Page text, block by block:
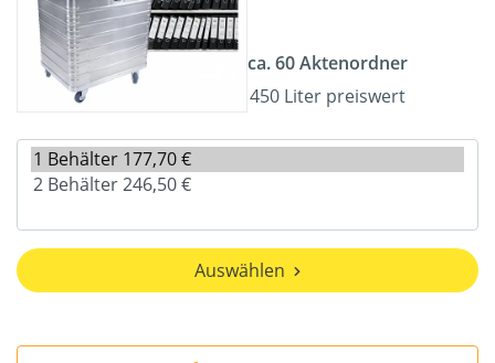
ca. 60 Aktenordner
450 Liter preiswert
Auswählen